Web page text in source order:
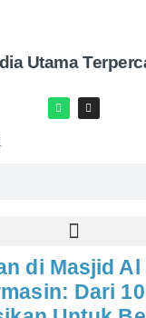
Utama
di Masjid Al
Dari